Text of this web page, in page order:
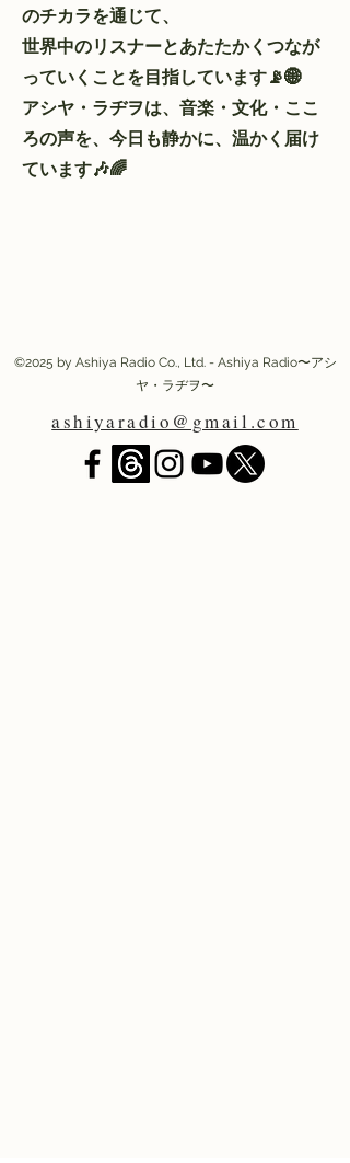
のチカラを通じて、
世界中のリスナーとあたたかくつなが
っていくことを目指しています📡🌐
アシヤ・ラヂヲは、音楽・文化・ここ
ろの声を、今日も静かに、温かく届け
ています🎶🌈
©2025 by Ashiya Radio Co., Ltd. - Ashiya Radio〜アシ
ヤ・ラヂヲ〜
ashiyaradio@gmail.com